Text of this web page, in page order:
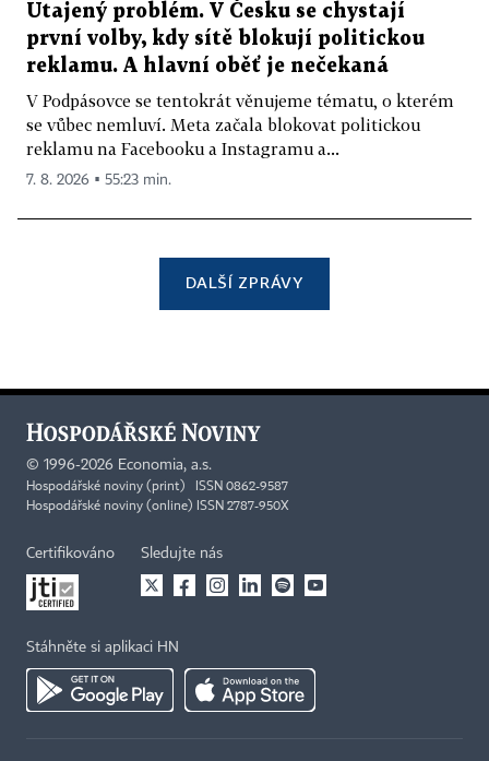
Utajený problém. V Česku se chystají
první volby, kdy sítě blokují politickou
reklamu. A hlavní oběť je nečekaná
V Podpásovce se tentokrát věnujeme tématu, o kterém
se vůbec nemluví. Meta začala blokovat politickou
reklamu na Facebooku a Instagramu a...
7. 8. 2026 ▪ 55:23 min.
DALŠÍ ZPRÁVY
© 1996-2026 Economia, a.s.
Hospodářské noviny (print) ISSN 0862-9587
Hospodářské noviny (online) ISSN 2787-950X
Certifikováno Sledujte nás
Stáhněte si aplikaci HN